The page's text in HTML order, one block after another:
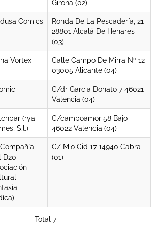
Girona (02)
Comics
Ronda De La Pescadería, 21
28801 Alcalá De Henares
(03)
Vortex
Calle Campo De Mirra Nº 12
03005 Alicante (04)
C/dr Garcia Donato 7 46021
Valencia (04)
(rya
S.l.)
C/campoamor 58 Bajo
46022 Valencia (04)
D20
C/ Mio Cid 17 14940 Cabra
(01)
Total 7